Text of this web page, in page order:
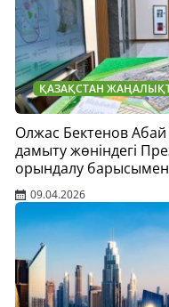
ҚАЗАҚСТАН
Олжас Бектенов Абай
дамыту жөніндегі
орындалу
09.04.2026